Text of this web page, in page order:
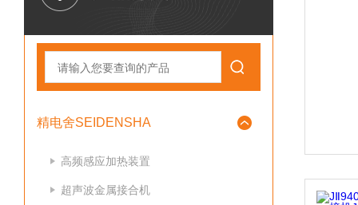
精电舍SEIDENSHA
高频感应加热装置
超声波金属接合机